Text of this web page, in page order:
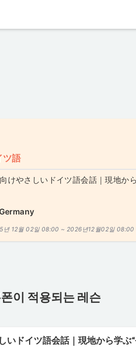
ツ語
けやさしいドイツ語会話｜現地か
년 12월 02일 08:00 ~2026년12월02일 08:00
이 적용되는 레슨
いドイツ語会話｜現地から学ぶ